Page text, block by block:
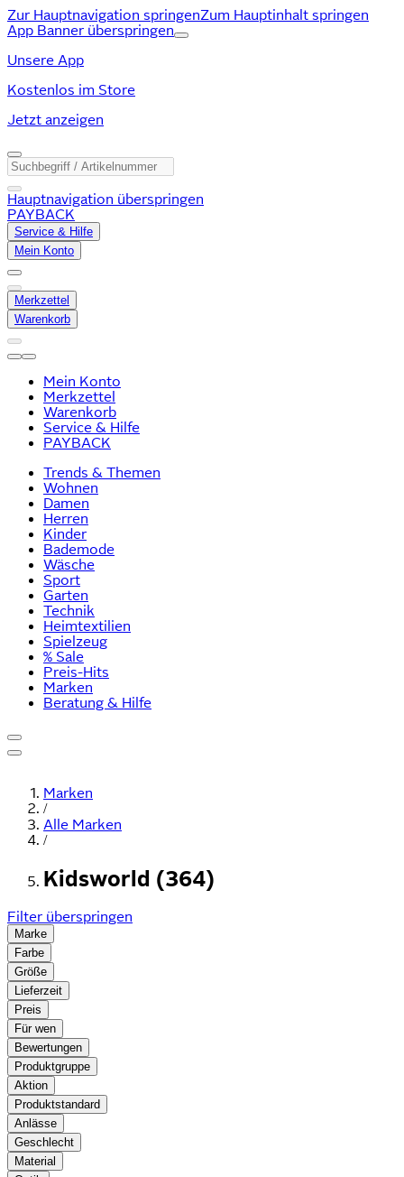
Zur Hauptnavigation springenZum Hauptinhalt springen
App Banner überspringen
Unsere App
Kostenlos im Store
Jetzt anzeigen
Hauptnavigation überspringen
PAYBACK
Service & Hilfe
Mein Konto
Merkzettel
Warenkorb
Mein Konto
Merkzettel
Warenkorb
Service & Hilfe
PAYBACK
Trends & Themen
Wohnen
Damen
Herren
Kinder
Bademode
Wäsche
Sport
Garten
Technik
Heimtextilien
Spielzeug
% Sale
Preis-Hits
Marken
Beratung & Hilfe
Marken
/
Alle Marken
/
Kidsworld (364)
Filter überspringen
Marke
Farbe
Größe
Lieferzeit
Preis
Für wen
Bewertungen
Produktgruppe
Aktion
Produktstandard
Anlässe
Geschlecht
Material